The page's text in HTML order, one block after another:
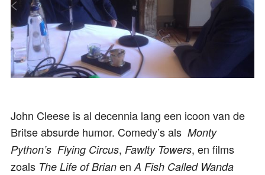
John Cleese is al decennia lang een icoon van de
Britse absurde humor. Comedy’s als Monty
Python’s Flying Circus, Fawlty Towers, en films
zoals The Life of Brian enA Fish Called Wanda